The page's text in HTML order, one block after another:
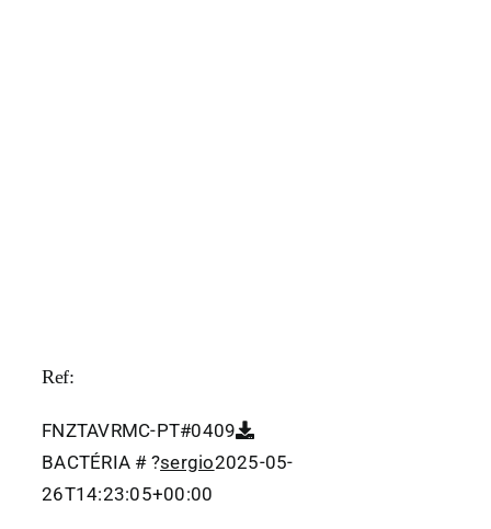
Ref:
FNZTAVRMC-PT#0409
BACTÉRIA # ?sergio2025-05-
26T14:23:05+00:00